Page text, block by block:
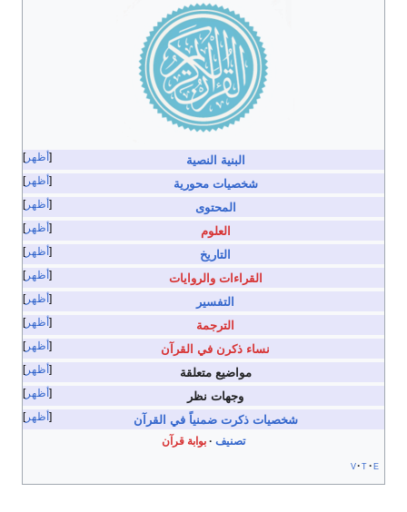
أظهر البنية النصية
أظهر شخصيات محورية
أظهر المحتوى
أظهر العلوم
أظهر التاريخ
أظهر القراءات والروايات
أظهر التفسير
أظهر الترجمة
أظهر نساء ذكرن في القرآن
أظهر مواضيع متعلقة
أظهر وجهات نظر
أظهر شخصيات ذكرت ضمنياً في القرآن
تصنيف
بوابة قرآن
v t e